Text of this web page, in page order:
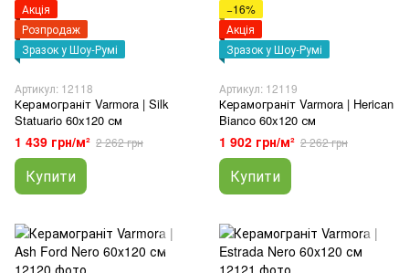
Акція
Розпродаж
Зразок у Шоу-Румі
Артикул: 12118
Керамограніт Varmora | Silk
Statuario 60x120 см
1 439 грн/м² 2 262 грн
Купити
−16%
Акція
Зразок у Шоу-Румі
Артикул: 12119
Керамограніт Varmora | Herican
Bianco 60x120 см
1 902 грн/м² 2 262 грн
Купити